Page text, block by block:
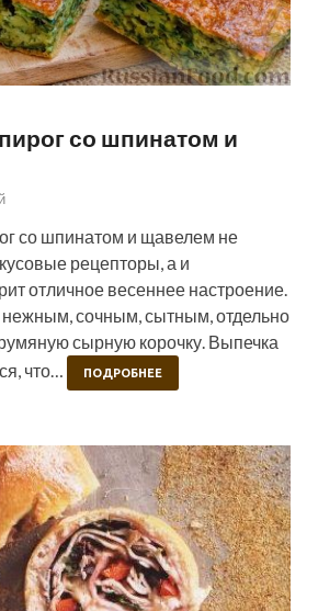
со шпинатом и
со шпинатом и щавелем не
рецепторы, а и
отличное весеннее настроение.
нежным, сочным, сытным, отдельно
сырную корочку. Выпечка
что…
ПОДРОБНЕЕ